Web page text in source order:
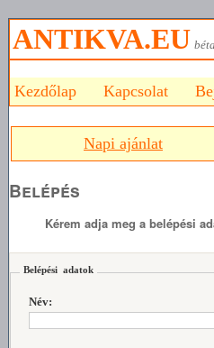
ANTIKVA.EU
Kezdőlap Kapcsolat
Napi ajánlat
Belépés
Kérem adja meg a belépési
Belépési adatok
Név: